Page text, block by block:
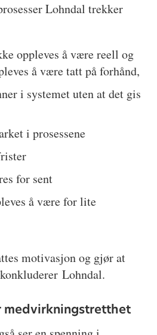
Lohndal trekker
oppleves å være reell og
å være tatt på forhånd,
i systemet uten at det gis
i prosessene
for sent
å være for lite
motivasjon og gjør at
Lohndal.
medvirkningstretthet